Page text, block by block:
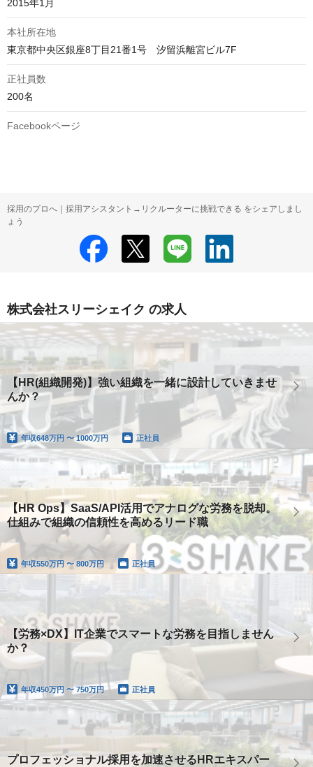
2015年1月
本社所在地
東京都中央区銀座8丁目21番1号　汐留浜離宮ビル7F
正社員数
200名
Facebookページ
採用のプロへ｜採用アシスタント→リクルーターに挑戦できる をシェアしまし
ょう
株式会社スリーシェイク の求人
【HR(組織開発)】強い組織を一緒に設計していきませ
んか？
年収648万円 〜 1000万円 正社員
【HR Ops】SaaS/API活用でアナログな労務を脱却。
仕組みで組織の信頼性を高めるリード職
年収550万円 〜 800万円 正社員
【労務×DX】IT企業でスマートな労務を目指しません
か？
年収450万円 〜 750万円 正社員
プロフェッショナル採用を加速させるHRエキスパー